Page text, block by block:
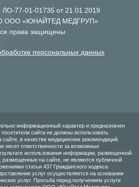
77-01-01735 от 21.01.2019
ООО «ЮНАЙТЕД МЕДГРУП»
права защищены
персональных данных
информационный характер и предназначен
сайта не должны использовать
в качестве медицинских рекомендаций.
ответственности за возможные
использования информации, размещенной
на сайте, не являются публичной
статьи 437 Гражданского кодекса
услуг осуществляется на основании
услуг. Просьба перед получением услуги